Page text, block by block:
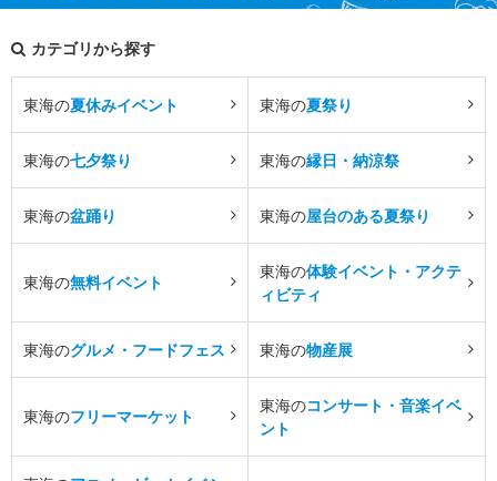
カテゴリから探す
東海の夏休みイベント 東海の夏祭り
東海の七夕祭り 東海の縁日・納涼祭
東海の盆踊り 東海の屋台のある夏祭り
東海の無料イベント
東海の体験イベント・アクテ
ィビティ
東海のグルメ・フードフェス 東海の物産展
東海のフリーマーケット
東海のコンサート・音楽イベ
ント